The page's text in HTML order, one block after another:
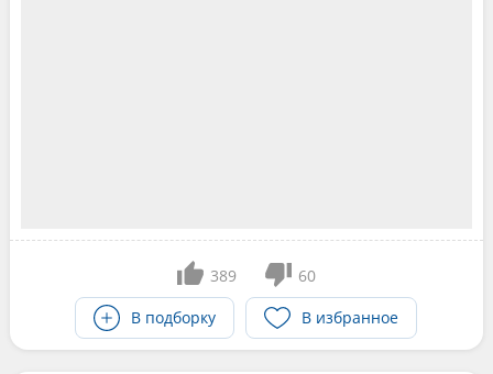
389
60
В подборку
В избранное